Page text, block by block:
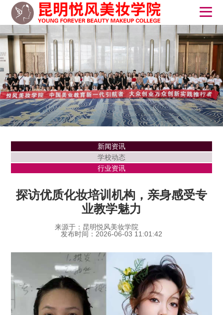
新闻资讯
学校动态
行业资讯
探访优质化妆培训机构，亲身感受专
业教学魅力
来源于：昆明悦风美妆学院
发布时间：2026-06-03 11:01:42